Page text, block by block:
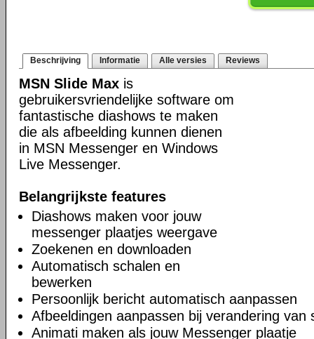
Beschrijving Informatie Alle versies Reviews
MSN Slide Max is
gebruikersvriendelijke software om
fantastische diashows te maken
die als afbeelding kunnen dienen
in MSN Messenger en Windows
Live Messenger.
Belangrijkste features
Diashows maken voor jouw
messenger plaatjes weergave
Zoekenen en downloaden
Automatisch schalen en
bewerken
Persoonlijk bericht automatisch aanpassen
Afbeeldingen aanpassen bij verandering van
Animati maken als jouw Messenger plaatje